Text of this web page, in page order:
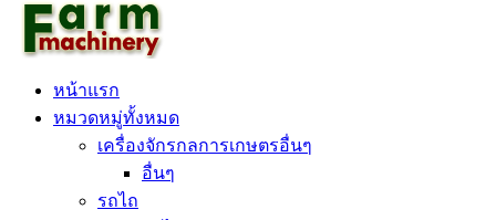
หน้าแรก
หมวดหมู่ทั้งหมด
เครื่องจักรกลการเกษตรอื่นๆ
อื่นๆ
รถไถ